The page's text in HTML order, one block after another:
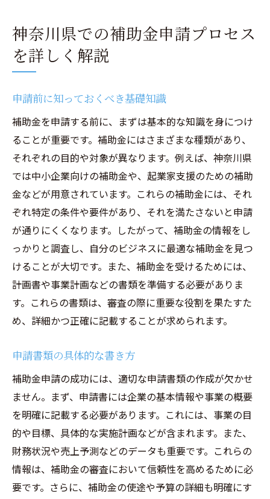
神奈川県での補助金申請プロセス
を詳しく解説
申請前に知っておくべき基礎知識
補助金を申請する前に、まずは基本的な知識を身につけ
ることが重要です。補助金にはさまざまな種類があり、
それぞれの目的や対象が異なります。例えば、神奈川県
では中小企業向けの補助金や、起業家支援のための補助
金などが用意されています。これらの補助金には、それ
ぞれ特定の条件や要件があり、それを満たさないと申請
が通りにくくなります。したがって、補助金の情報をし
っかりと調査し、自分のビジネスに最適な補助金を見つ
けることが大切です。また、補助金を受けるためには、
計画書や事業計画などの書類を準備する必要がありま
す。これらの書類は、審査の際に重要な役割を果たすた
め、詳細かつ正確に記載することが求められます。
申請書類の具体的な書き方
補助金申請の成功には、適切な申請書類の作成が欠かせ
ません。まず、申請書には企業の基本情報や事業の概要
を明確に記載する必要があります。これには、事業の目
的や目標、具体的な実施計画などが含まれます。また、
財務状況や売上予測などのデータも重要です。これらの
情報は、補助金の審査において信頼性を高めるために必
要です。さらに、補助金の使途や予算の詳細も明確にす